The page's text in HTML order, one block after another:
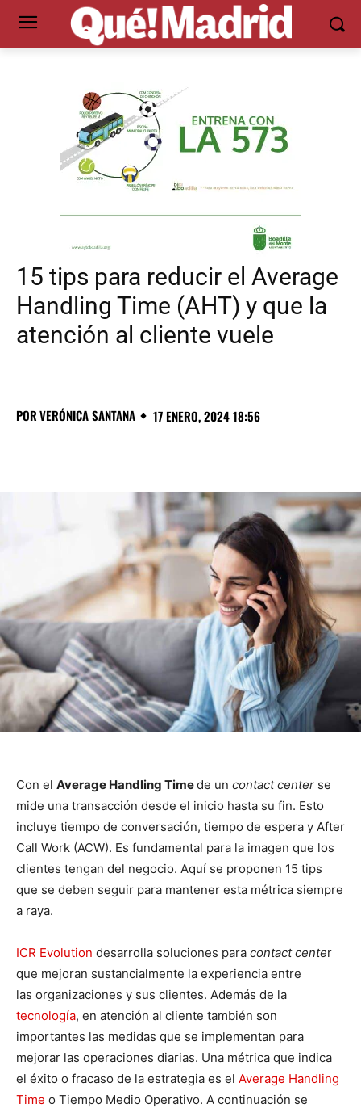
15 tips para reducir el Average
Handling Time (AHT) y que la
atención al cliente vuele
PORVERÓNICA SANTANA 17 ENERO, 2024 18:56
Con el Average Handling Timede un contact center se
mide una transacción desde el inicio hasta su fin. Esto
incluye tiempo de conversación, tiempo de espera y After
Call Work (ACW). Es fundamental para la imagen que los
clientes tengan del negocio. Aquí se proponen 15 tips
que se deben seguir para mantener esta métrica siempre
a raya.
ICR Evolution desarrolla soluciones para contact center
que mejoran sustancialmente la experiencia entre
las organizaciones y sus clientes. Además de la
tecnología, en atención al cliente también son
importantes las medidas que se implementan para
mejorar las operaciones diarias. Una métrica que indica
el éxito o fracaso de la estrategia es el Average Handling
Time o Tiempo Medio Operativo. A continuación se